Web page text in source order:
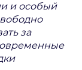
и особый
за